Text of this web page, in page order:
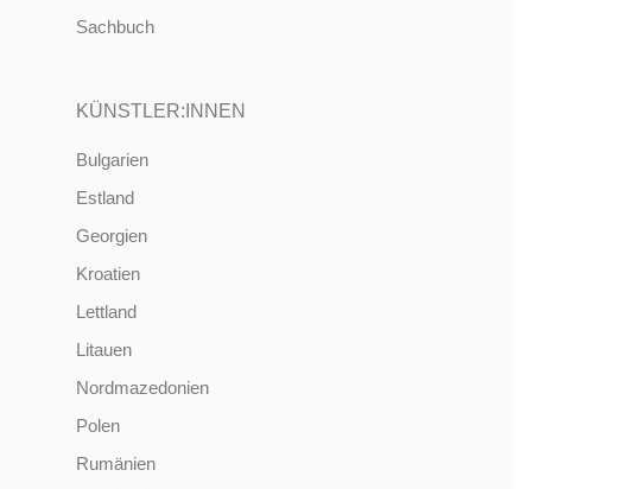
Sachbuch
KÜNSTLER:INNEN
Bulgarien
Estland
Georgien
Kroatien
Lettland
Litauen
Nordmazedonien
Polen
Rumänien